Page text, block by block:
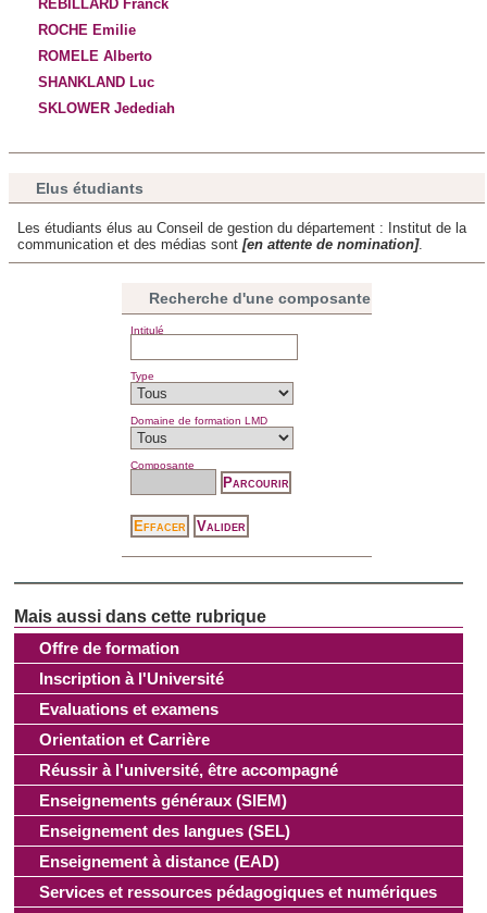
Offre de formation
Inscription à l'Université
Evaluations et examens
Orientation et Carrière
Réussir à l'université, être accompagné
Enseignements généraux (SIEM)
Enseignement des langues (SEL)
Enseignement à distance (EAD)
Services et ressources pédagogiques et numériques
REBILLARD Franck
ROCHE Emilie
ROMELE Alberto
SHANKLAND Luc
SKLOWER Jedediah
Elus étudiants
Les étudiants élus au Conseil de gestion du département : Institut de la
communication et des médias sont [en attente de nomination].
Recherche d'une composante
Intitulé
Type
Domaine de formation LMD
Composante